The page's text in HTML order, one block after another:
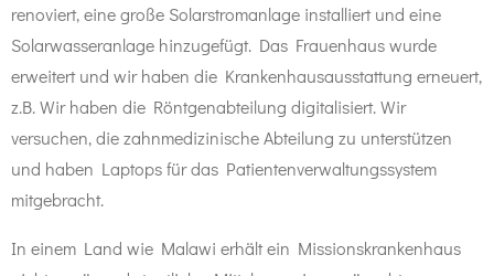
renoviert, eine große Solarstromanlage installiert und eine
Solarwasseranlage hinzugefügt. Das Frauenhaus wurde
erweitert und wir haben die Krankenhausausstattung erneuert,
z.B. Wir haben die Röntgenabteilung digitalisiert. Wir
versuchen, die zahnmedizinische Abteilung zu unterstützen
und haben Laptops für das Patientenverwaltungssystem
mitgebracht.
In einem Land wie Malawi erhält ein Missionskrankenhaus